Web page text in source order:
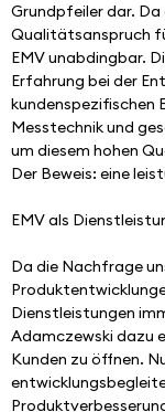
Grundpfeiler dar. Da
Qualitätsanspruch
EMV unabdingbar.
Erfahrung bei der
kundenspezifischen
Messtechnik und
um diesem hohen
Der Beweis: eine
EMV als
Da die Nachfrage
Dienstleistungen
Adamczewski dazu
Kunden zu öffnen.